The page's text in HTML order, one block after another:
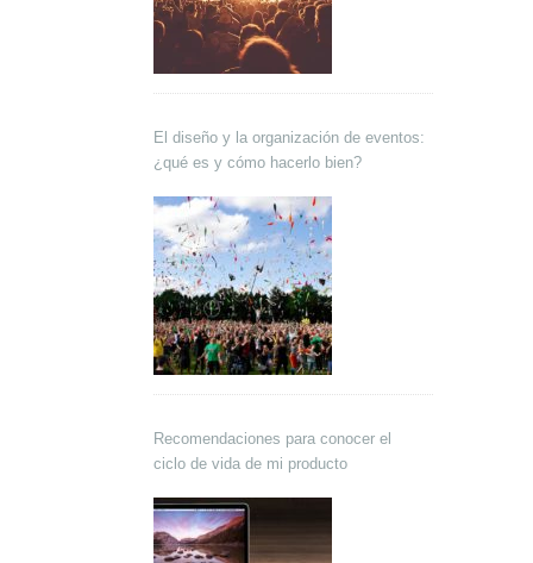
El diseño y la organización de eventos:
¿qué es y cómo hacerlo bien?
Recomendaciones para conocer el
ciclo de vida de mi producto